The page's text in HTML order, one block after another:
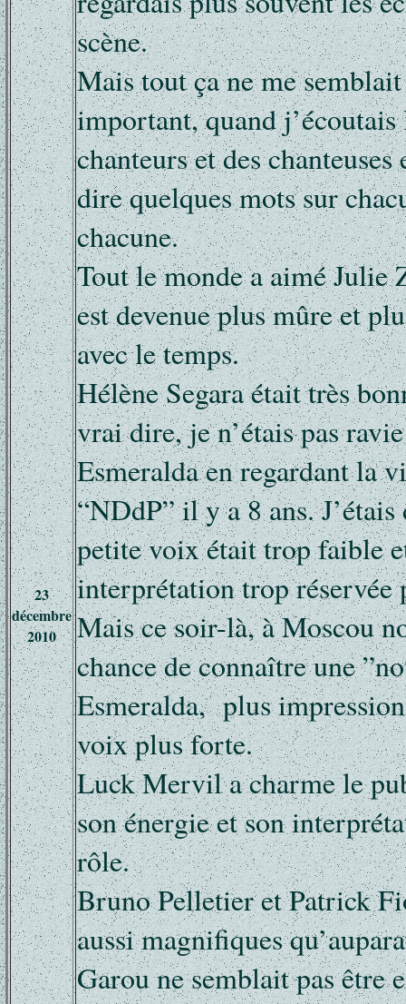
23
décembre
2010
scène.
Mais tout ça ne me
important, quand
chanteurs et des
dire quelques mots sur
chacune.
Tout le monde a aimé Julie
est devenue plus mûre et
avec le temps.
Hélène Segara était très
vrai dire, je n’étais pas
Esmeralda en regardant la
“NDdP” il y a 8 ans. J’étais
petite voix était trop faible
interprétation trop réservée
Mais ce soir-là, à Moscou
chance de connaître une
Esmeralda, plus
voix plus forte.
Luck Mervil a charme le
son énergie et son
rôle.
Bruno Pelletier et Patrick
aussi magnifiques
Garou ne semblait pas être